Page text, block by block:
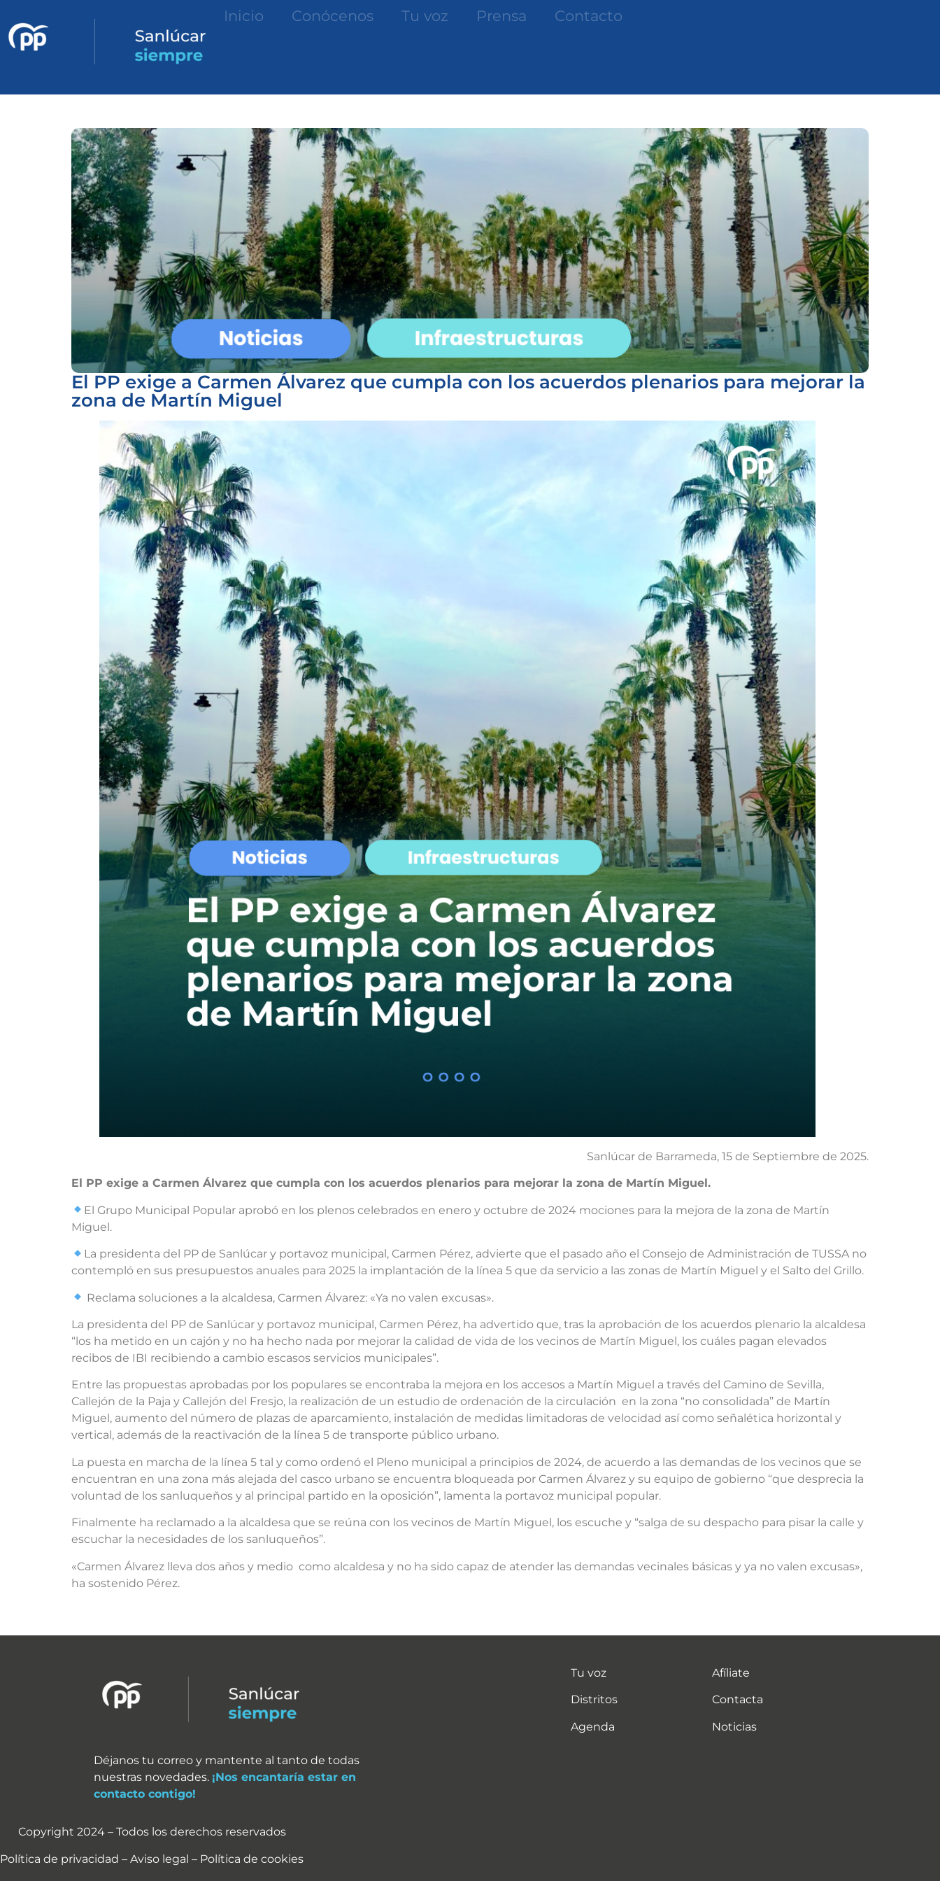
Inicio Conócenos Tu voz Prensa Contacto
El PP exige a Carmen Álvarez que cumpla con los acuerdos plenarios para mejorar la
zona de Martín Miguel
Sanlúcar de Barrameda, 15 de Septiembre de 2025.
El PP exige a Carmen Álvarez que cumpla con los acuerdos plenarios para mejorar la zona de Martín Miguel.
El Grupo Municipal Popular aprobó en los plenos celebrados en enero y octubre de 2024 mociones para la mejora de la zona de Martín
Miguel.
La presidenta del PP de Sanlúcar y portavoz municipal, Carmen Pérez, advierte que el pasado año el Consejo de Administración de TUSSA no
contempló en sus presupuestos anuales para 2025 la implantación de la línea 5 que da servicio a las zonas de Martín Miguel y el Salto del Grillo.
Reclama soluciones a la alcaldesa, Carmen Álvarez: «Ya no valen excusas».
La presidenta del PP de Sanlúcar y portavoz municipal, Carmen Pérez, ha advertido que, tras la aprobación de los acuerdos plenario la alcaldesa
“los ha metido en un cajón y no ha hecho nada por mejorar la calidad de vida de los vecinos de Martín Miguel, los cuáles pagan elevados
recibos de IBI recibiendo a cambio escasos servicios municipales”.
Entre las propuestas aprobadas por los populares se encontraba la mejora en los accesos a Martín Miguel a través del Camino de Sevilla,
Callejón de la Paja y Callejón del Fresjo, la realización de un estudio de ordenación de la circulación en la zona “no consolidada” de Martín
Miguel, aumento del número de plazas de aparcamiento, instalación de medidas limitadoras de velocidad así como señalética horizontal y
vertical, además de la reactivación de la línea 5 de transporte público urbano.
La puesta en marcha de la línea 5 tal y como ordenó el Pleno municipal a principios de 2024, de acuerdo a las demandas de los vecinos que se
encuentran en una zona más alejada del casco urbano se encuentra bloqueada por Carmen Álvarez y su equipo de gobierno “que desprecia la
voluntad de los sanluqueños y al principal partido en la oposición”, lamenta la portavoz municipal popular.
Finalmente ha reclamado a la alcaldesa que se reúna con los vecinos de Martín Miguel, los escuche y “salga de su despacho para pisar la calle y
escuchar la necesidades de los sanluqueños”.
«Carmen Álvarez lleva dos años y medio como alcaldesa y no ha sido capaz de atender las demandas vecinales básicas y ya no valen excusas»,
ha sostenido Pérez.
Déjanos tu correo y mantente al tanto de todas
nuestras novedades.¡Nos encantaría estar en
contacto contigo!
Tu voz
Distritos
Agenda
Afíliate
Contacta
Noticias
Copyright 2024 – Todos los derechos reservados
Política de privacidad – Aviso legal – Política de cookies